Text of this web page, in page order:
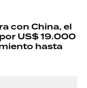
con China, el
US$ 19.000
hasta